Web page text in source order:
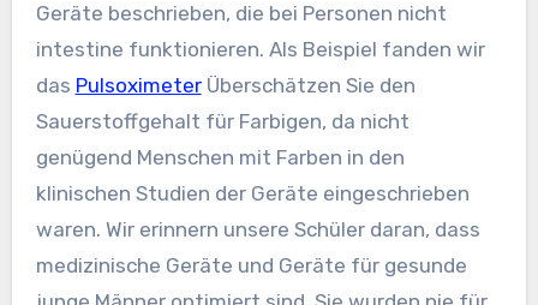
Geräte beschrieben, die bei Personen nicht
intestine funktionieren. Als Beispiel fanden wir
das PulsoximeterÜberschätzen Sie den
Sauerstoffgehalt für Farbigen, da nicht
genügend Menschen mit Farben in den
klinischen Studien der Geräte eingeschrieben
waren. Wir erinnern unsere Schüler daran, dass
medizinische Geräte und Geräte für gesunde